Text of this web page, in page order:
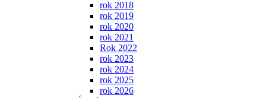
rok 2018
rok 2019
rok 2020
rok 2021
Rok 2022
rok 2023
rok 2024
rok 2025
rok 2026